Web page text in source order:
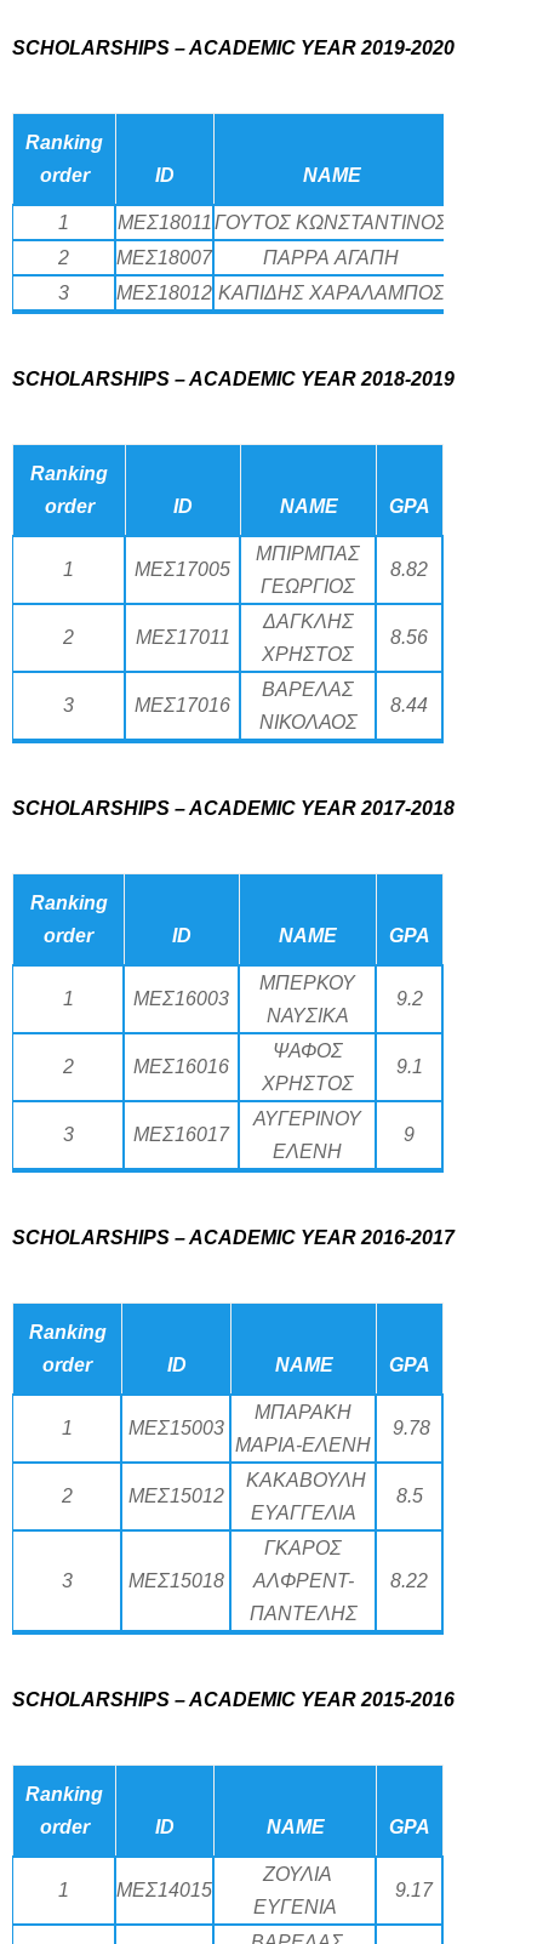
SCHOLARSHIPS – ACADEMIC YEAR 2019-2020
Ranking
order
ID NAME
1 ΜΕΣ18011 ΓΟΥΤΟΣ ΚΩΝΣΤΑΝΤΙΝΟΣ
2
ΜΕΣ18007 ΠΑΡΡΑ ΑΓΑΠΗ
3
ΜΕΣ18012 ΚΑΠΙΔΗΣ ΧΑΡΑΛΑΜΠΟΣ
SCHOLARSHIPS – ACADEMIC YEAR 2018-2019
Ranking
order
ID NAME GPA
1 ΜΕΣ17005
ΜΠΙΡΜΠΑΣ
ΓΕΩΡΓΙΟΣ
8.82
2 ΜΕΣ17011
ΔΑΓΚΛΗΣ
ΧΡΗΣΤΟΣ
8.56
3 ΜΕΣ17016
ΒΑΡΕΛΑΣ
ΝΙΚΟΛΑΟΣ
8.44
SCHOLARSHIPS – ACADEMIC YEAR 2017-2018
Ranking
order
ID NAME GPA
1 ΜΕΣ16003
ΜΠΕΡΚΟΥ
ΝΑΥΣΙΚΑ
9.2
2 ΜΕΣ16016
ΨΑΦΟΣ
ΧΡΗΣΤΟΣ
9.1
3 ΜΕΣ16017
ΑΥΓΕΡΙΝΟΥ
ΕΛΕΝΗ
9
SCHOLARSHIPS – ACADEMIC YEAR 2016-2017
Ranking
order
ID NAME GPA
1 ΜΕΣ15003
ΜΠΑΡΑΚΗ
ΜΑΡΙΑ-ΕΛΕΝΗ
9.78
2 ΜΕΣ15012
ΚΑΚΑΒΟΥΛΗ
ΕΥΑΓΓΕΛΙΑ
8.5
3 ΜΕΣ15018
ΓΚΑΡΟΣ
ΑΛΦΡΕΝΤ-
ΠΑΝΤΕΛΗΣ
8.22
SCHOLARSHIPS – ACADEMIC YEAR 2015-2016
Ranking
order
ID NAME GPA
1 ΜΕΣ14015
ΖΟΥΛΙΑ
ΕΥΓΕΝΙΑ
9.17